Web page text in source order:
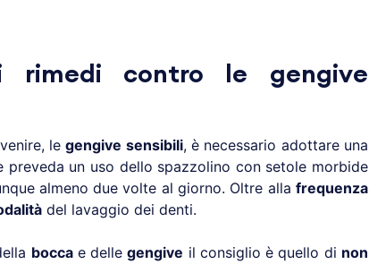
rimedi contro le gengive
legengive sensibili, è necessario adottare una
preveda un uso dello spazzolino con setole morbide
almeno due volte al giorno. Oltre alla frequenza
del lavaggio dei denti.
boccae dellegengive il consiglio è quello di non